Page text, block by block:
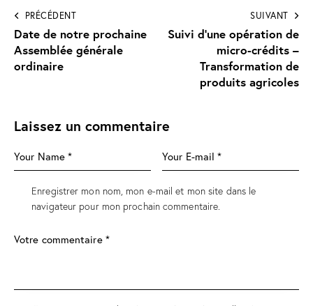
PRÉCÉDENT
Date de notre prochaine
Assemblée générale
ordinaire
SUIVANT
Suivi d’une opération de
micro-crédits –
Transformation de
produits agricoles
Laissez un commentaire
Enregistrer mon nom, mon e-mail et mon site dans le
navigateur pour mon prochain commentaire.